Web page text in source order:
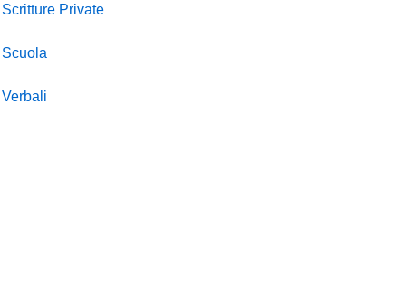
Scritture Private
Scuola
Verbali